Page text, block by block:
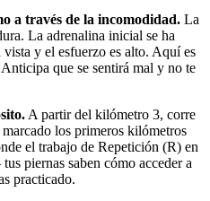
a través de la incomodidad. La
La adrenalina inicial se ha
y el esfuerzo es alto. Aquí es
que se sentirá mal y no te
A partir del kilómetro 3, corre
los primeros kilómetros
el trabajo de Repetición (R) en
piernas saben cómo acceder a
practicado.